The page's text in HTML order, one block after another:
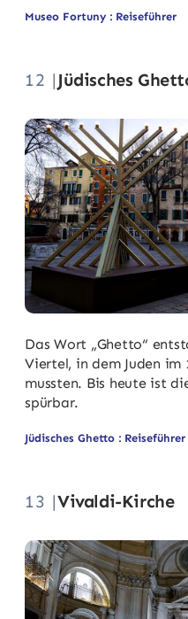
Museo Fortuny : Reiseführer
12 | Jüdisches
Das Wort „Ghetto“
Viertel, in dem Juden im
mussten. Bis heute ist
spürbar.
Jüdisches Ghetto : Reiseführer
13 |Vivaldi-Kirche